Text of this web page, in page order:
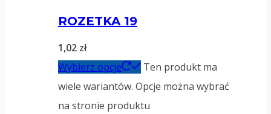
ROZETKA 19
1,02 zł
Wybierz opcje
Ten produkt ma
wiele wariantów. Opcje można wybrać
na stronie produktu